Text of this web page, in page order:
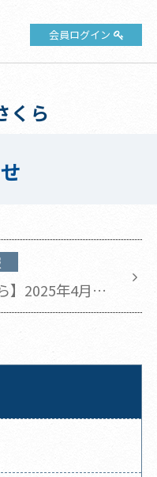
会員ログイン
くら
】2025年4月以
せ